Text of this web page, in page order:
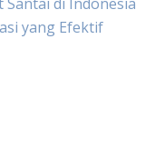
yang Efektif